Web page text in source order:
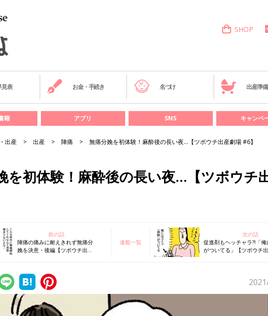
SHOP
見表 お金・手続き 名づけ 出産準備
籍 アプリ SNS キャンペ
出産 出産 陣痛 無痛分娩を初体験！麻酔後の長い夜…【ツボウチ出産劇場 #6】
を初体験！麻酔後の長い夜…【ツボウチ
前の話
陣痛の痛みに耐えきれず無痛分
娩を決意・後編【ツボウチ出産
連載一覧
次の話
促進剤もヘッチャラ?!「
がついてる」【ツボウチ